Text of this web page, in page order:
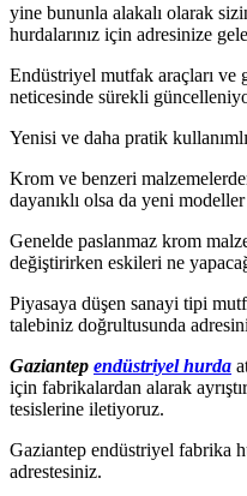
yine bununla alakalı olarak
hurdalarınız için adresinize
Endüstriyel mutfak araçları ve
neticesinde sürekli
Yenisi ve daha pratik
Krom ve benzeri
dayanıklı olsa da yeni
Genelde paslanmaz krom
değiştirirken eskileri ne
Piyasaya düşen sanayi tipi
talebiniz doğrultusunda
Gaziantep endüstriyel hurda
için fabrikalardan alarak
tesislerine iletiyoruz.
Gaziantep endüstriyel fabrika
adrestesiniz.